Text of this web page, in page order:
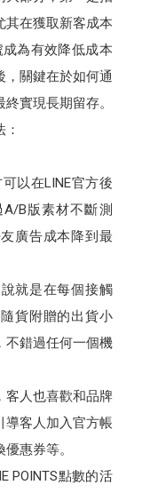
其在獲取新客成本
成為有效降低成本
，關鍵在於如何通
實現長期留存。
可以在LINE官方後
B版素材不斷測
廣告成本降到最
說就是在每個接觸
貨附贈的出貨小
不錯過任何一個機
客人也喜歡和品牌
導客人加入官方帳
惠券等。
POINTS點數的活